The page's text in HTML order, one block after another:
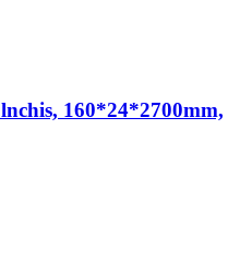
160*24*2700mm,